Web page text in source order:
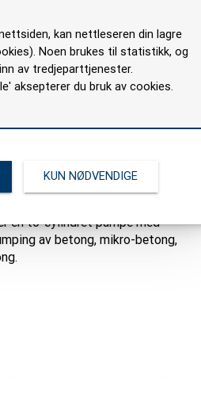
en to-sylindret pumpe med
av betong, mikro-betong,
kan nettleseren din lagre
Noen brukes til statistikk, og
av tredjeparttjenester.
aksepterer du bruk av cookies.
KUN NØDVENDIGE